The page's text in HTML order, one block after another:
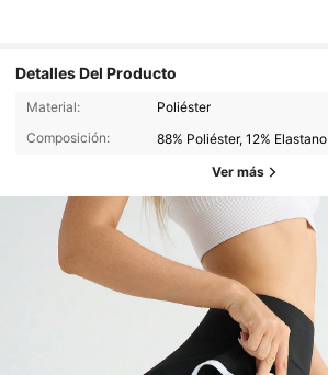
Detalles Del Producto
Material:
Poliéster
Composición:
88% Poliéster, 12% Elastano
Ver más
1.4K Seguidores